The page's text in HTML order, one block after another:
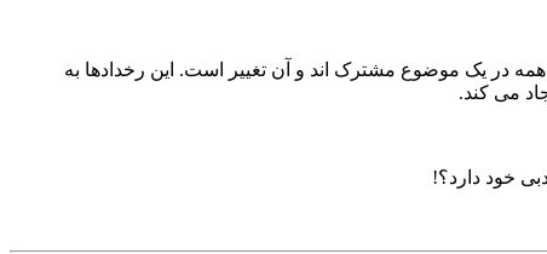
در یک موضوع مشترک اند و آن تغییر است. این رخدادها به
می کند.
خود دارد؟!